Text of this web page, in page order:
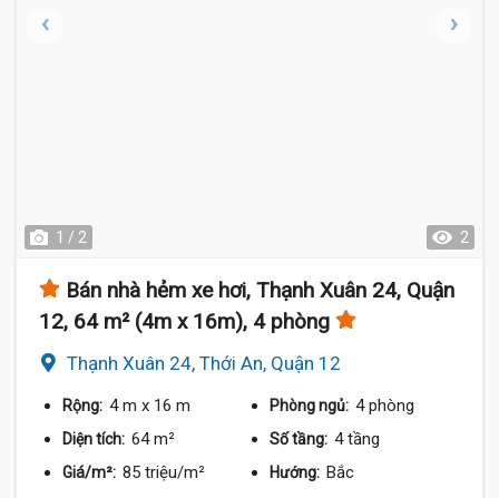
1 / 2 2
Bán nhà hẻm xe hơi, Thạnh Xuân 24, Quận
12, 64 m² (4m x 16m), 4 phòng
Thạnh Xuân 24, Thới An, Quận 12
Rộng: 4 m x 16 m Phòng ngủ: 4 phòng
Diện tích: 64 m² Số tầng: 4 tầng
Giá/m²: 85 triệu/m² Hướng: Bắc